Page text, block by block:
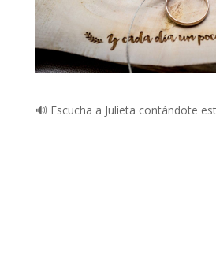
🔊 Escucha a Julieta contándote